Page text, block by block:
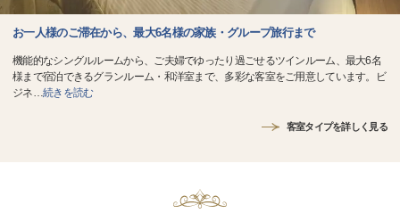
お一人様のご滞在から、最大6名様の家族・グループ旅行まで
機能的なシングルルームから、ご夫婦でゆったり過ごせるツインルーム、最大6名
様まで宿泊できるグランルーム・和洋室まで、多彩な客室をご用意しています。ビ
ジネ…続きを読む
客室タイプを詳しく見る